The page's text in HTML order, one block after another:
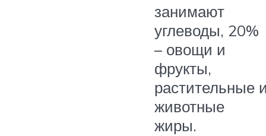
занимают
углеводы, 20%
– овощи и
фрукты,
растительные
животные
жиры.